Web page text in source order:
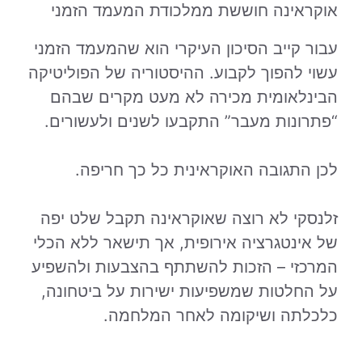
אוקראינה חוששת ממלכודת המעמד הזמני
עבור קייב הסיכון העיקרי הוא שהמעמד הזמני
עשוי להפוך לקבוע. ההיסטוריה של הפוליטיקה
הבינלאומית מכירה לא מעט מקרים שבהם
“פתרונות מעבר” התקבעו לשנים ולעשורים.
לכן התגובה האוקראינית כל כך חריפה.
זלנסקי לא רוצה שאוקראינה תקבל שלט יפה
של אינטגרציה אירופית, אך תישאר ללא הכלי
המרכזי – הזכות להשתתף בהצבעות ולהשפיע
על החלטות שמשפיעות ישירות על ביטחונה,
כלכלתה ושיקומה לאחר המלחמה.